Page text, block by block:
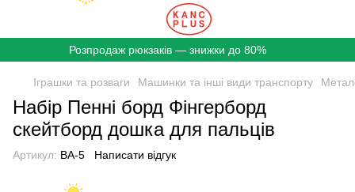
Розпродаж рюкзаків — знижки до 80%
Іграшки та розваги Машинки та інші види транспорту
Набір Пенні борд Фінгерборд
скейтборд дошка для пальців
Артикул: BA-5 Написати відгук